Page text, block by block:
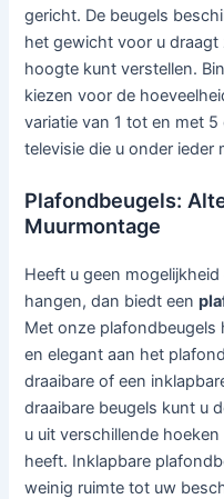
gericht. De beugels
het gewicht voor u
hoogte kunt verstellen.
kiezen voor de
variatie van 1 tot en met
televisie die u onder
Plafondbeugels:
Muurmontage
Heeft u geen
hangen, dan biedt een
Met onze plafondbeugels
en elegant aan het
draaibare of een
draaibare beugels kunt u
u uit verschillende
heeft. Inklapbare
weinig ruimte tot uw